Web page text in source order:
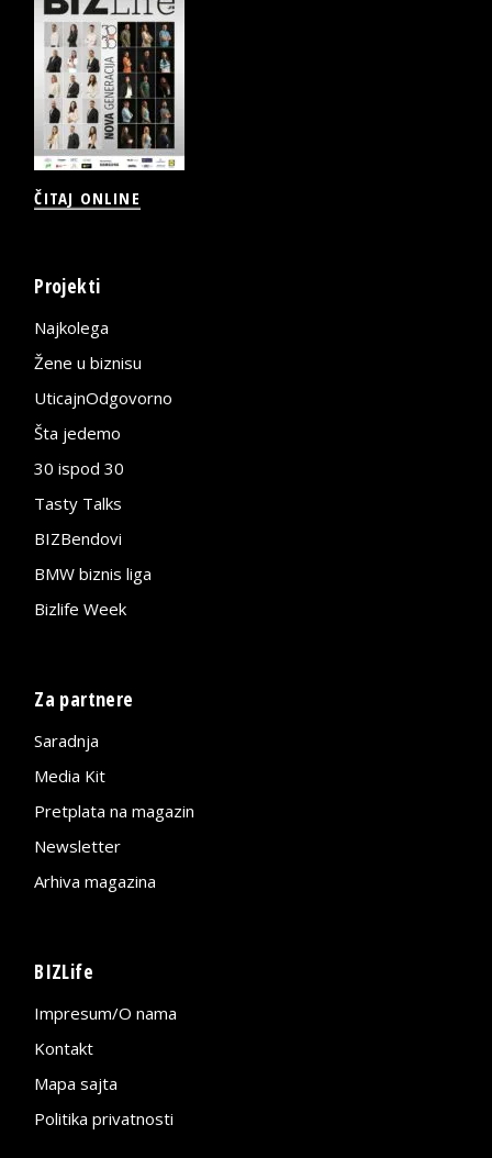
ČITAJ ONLINE
Projekti
Najkolega
Žene u biznisu
UticajnOdgovorno
Šta jedemo
30 ispod 30
Tasty Talks
BIZBendovi
BMW biznis liga
Bizlife Week
Za partnere
Saradnja
Media Kit
Pretplata na magazin
Newsletter
Arhiva magazina
BIZLife
Impresum/O nama
Kontakt
Mapa sajta
Politika privatnosti